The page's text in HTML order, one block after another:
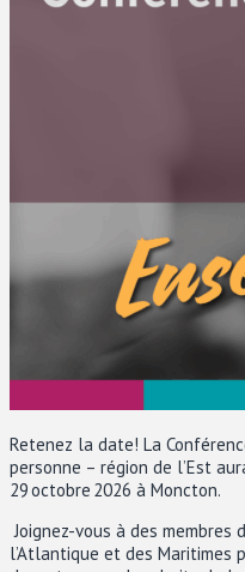
Retenez la date! La
personne – région de l’Est
29 octobre 2026 à Moncton.
Joignez-vous à des membres
l’Atlantique et des Maritimes